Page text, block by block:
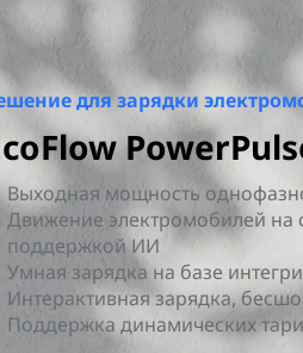
для зарядки
Выходная мощность
Движение электромобилей на
поддержкой ИИ
Умная зарядка на базе
Интерактивная зарядка,
Поддержка динамических